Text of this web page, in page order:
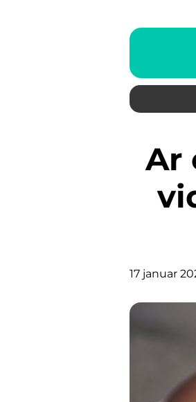
Ar efter bumser: Hvad du bør
17 januar